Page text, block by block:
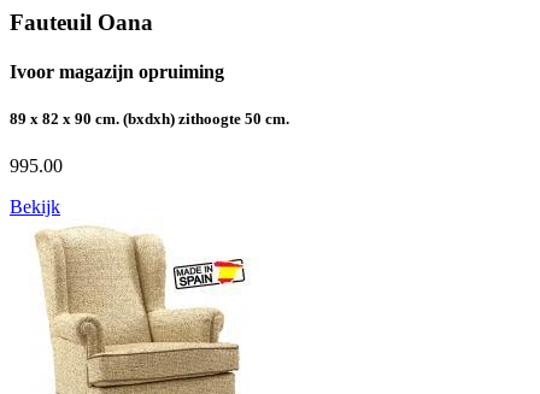
Fauteuil Oana
Ivoor magazijn opruiming
89 x 82 x 90 cm. (bxdxh) zithoogte 50 cm.
995.00
Bekijk